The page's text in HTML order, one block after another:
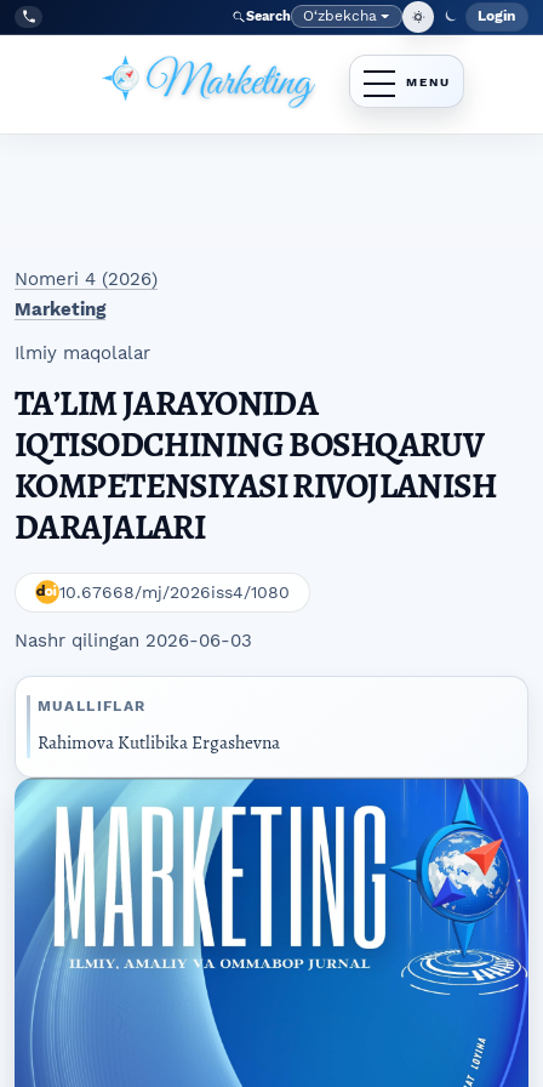
Skip to main navigation menu
Skip to main content
Skip to site footer
Tel:
+998977838464 Search Language
O‘zbekcha Login
Nomeri 4 (2026)
Marketing
Ilmiy maqolalar
TAʼLIM JARAYONIDA
IQTISODCHINING BOSHQARUV
KOMPETENSIYASI RIVOJLANISH
DARAJALARI
10.67668/mj/2026iss4/1080
Nashr qilingan 2026-06-03
MUALLIFLAR
Rahimova Kutlibika Ergashevna